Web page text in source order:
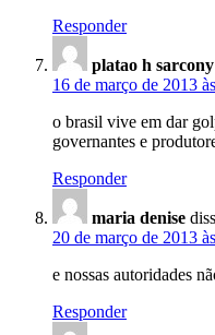
Responder
platao h sarcony
16 de março de 2013
o brasil vive em dar
governantes e
Responder
maria denise
20 de março de 2013
e nossas autoridades
Responder